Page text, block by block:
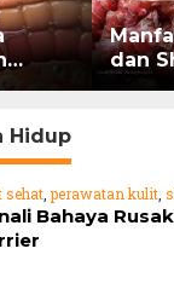
dan
Hidup
sehat ,perawatan kulit
Bahaya